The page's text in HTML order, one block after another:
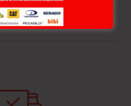
19 20 21 22